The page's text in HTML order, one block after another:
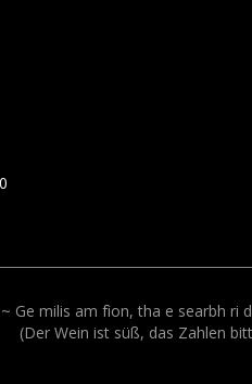
~ Ge milis am fìon, tha e searbh ri
(Der Wein ist süß, das Zahlen